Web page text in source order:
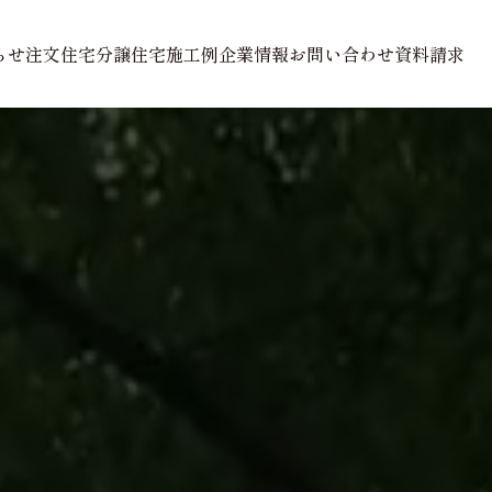
せ注文住宅分譲住宅施工例企業情報お問い合わせ資料請求